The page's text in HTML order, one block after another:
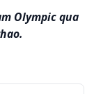
Olympic qua